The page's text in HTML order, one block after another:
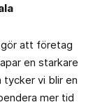
att företag
en starkare
tycker vi blir en
mer tid